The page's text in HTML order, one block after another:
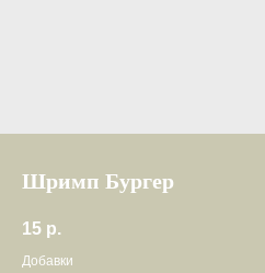
Шримп Бургер
15 р.
Добавки